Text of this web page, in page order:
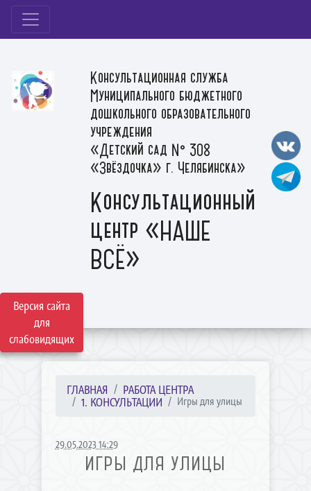
Версия сайта
для
слабовидящих
Консультационная служба
Муниципального бюджетного
дошкольного образовательного
учреждения
«Детский сад № 308
«Звёздочка» г. Челябинска»
Консультационный
центр «НАШЕ
ВСЁ»
ГЛАВНАЯ
РАБОТА ЦЕНТРА
1. КОНСУЛЬТАЦИИ
Игры для улицы
29.05.2023 14:29
ИГРЫ ДЛЯ УЛИЦЫ